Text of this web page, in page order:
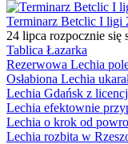
Terminarz Betclic I ligi
24 lipca rozpocznie się
Tablica Łazarka
Rezerwowa Lechia
Osłabiona Lechia
Lechia Gdańsk z
Lechia efektownie
Lechia o krok od
Lechia rozbita w